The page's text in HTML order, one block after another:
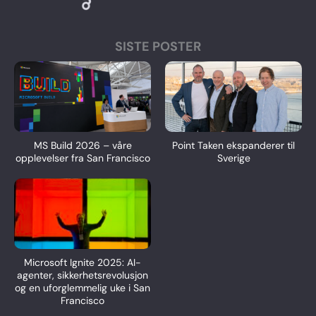
SISTE POSTER
MS Build 2026 – våre
opplevelser fra San Francisco
Point Taken ekspanderer til
Sverige
Microsoft Ignite 2025: AI-
agenter, sikkerhetsrevolusjon
og en uforglemmelig uke i San
Francisco